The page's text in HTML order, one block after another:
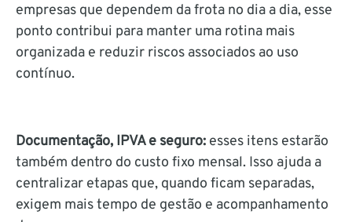
empresas que dependem da frota no dia a dia, esse
ponto contribui para manter uma rotina mais
organizada e reduzir riscos associados ao uso
contínuo.
Documentação, IPVA e seguro: esses itens estarão
também dentro do custo fixo mensal. Isso ajuda a
centralizar etapas que, quando ficam separadas,
exigem mais tempo de gestão e acompanhamento